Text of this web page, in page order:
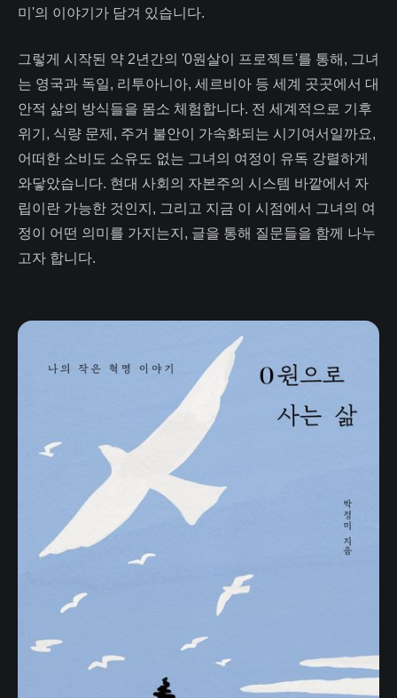
미'의 이야기가 담겨 있습니다.
그렇게 시작된 약 2년간의 '0원살이 프로젝트'를 통해, 그녀
는 영국과 독일, 리투아니아, 세르비아 등 세계 곳곳에서 대
안적 삶의 방식들을 몸소 체험합니다. 전 세계적으로 기후
위기, 식량 문제, 주거 불안이 가속화되는 시기여서일까요,
어떠한 소비도 소유도 없는 그녀의 여정이 유독 강렬하게
와닿았습니다. 현대 사회의 자본주의 시스템 바깥에서 자
립이란 가능한 것인지, 그리고 지금 이 시점에서 그녀의 여
정이 어떤 의미를 가지는지, 글을 통해 질문들을 함께 나누
고자 합니다.